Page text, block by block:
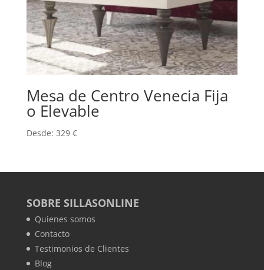
Mesa de Centro Venecia Fija
o Elevable
Desde: 329 €
SOBRE SILLASONLINE
Quienes somos
Contacto
Testimonios de Clientes
Blog